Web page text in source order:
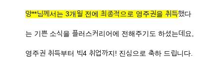
양**님께서는 3개월 전에 최종적으로 영주권을 취득했다
는 기쁜 소식을 플러스커리어에 전해주기도 하셨는데요,
영주권 취득부터 빅4 취업까지! 진심으로 축하 드립니다.